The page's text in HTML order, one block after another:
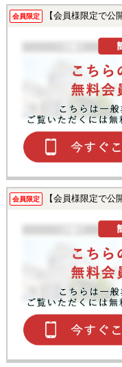
会員限定 【会員様限定で公
会員限定 【会員様限定で公